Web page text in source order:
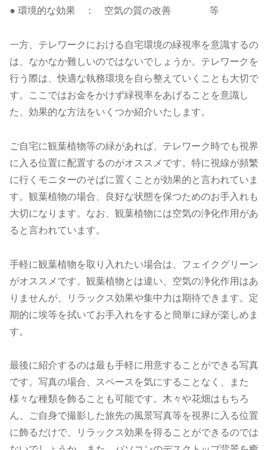
● 環境的な効果 ： 空気の質の改善 等
一方、テレワークにおける自宅環境の緑視率を意識するの
は、なかなか難しいのではないでしょうか。テレワークを
行う際は、快適な執務環境を自ら整えていくことも大切で
す。ここではお金をかけず緑視率をあげることを意識し
た、効果的な方法をいくつか紹介いたします。
ご自宅に観葉植物等の緑があれば、テレワーク時でも視界
に入る位置に配置するのがオススメです。特に視線が頻繁
に行くモニターのそばに置くことが効果的と言われていま
す。観葉植物の場合、良好な状態を保つためのお手入れも
大切になります。なお、観葉植物には空気の浄化作用があ
ると言われています。
手軽に観葉植物を取り入れたい場合は、フェイクグリーン
がオススメです。観葉植物とは違い、空気の浄化作用はあ
りませんが、リラックス効果や集中力は期待できます。定
期的に埃等を拭いてお手入れをすると簡単に緑が楽しめま
す。
最後に紹介するのは最も手軽に用意することができる写真
です。写真の場合、スペースを気にすることなく、また
様々な種類を飾ることも可能です。木々や花畑はもちろ
ん、ご自身で撮影した旅先の風景写真等を視界に入る位置
に飾るだけで、リラックス効果を得ることができるのでは